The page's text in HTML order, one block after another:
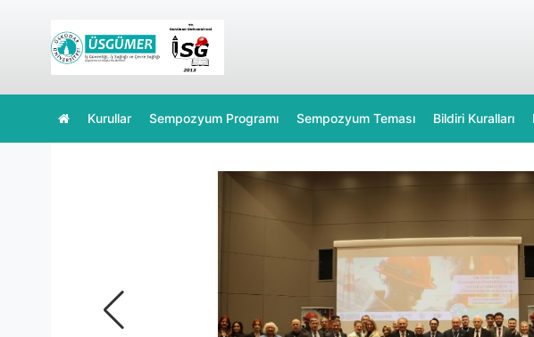
Kurullar Sempozyum Programı Sempozyum Teması Bildiri Kuralları